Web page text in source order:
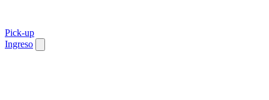
Pick-up
Ingreso